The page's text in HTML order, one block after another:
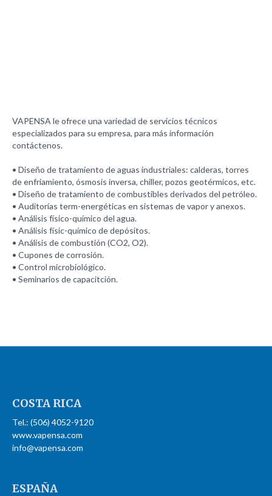
Galería Inauguración
Galería Las Instalaciones
Contacto
VAPENSA le ofrece una variedad de servicios técnicos
especializados para su empresa, para más información
contáctenos.
• Diseño de tratamiento de aguas industriales: calderas, torres
de enfriamiento, ósmosis inversa, chiller, pozos geotérmicos, etc.
• Diseño de tratamiento de combustibles derivados del petróleo.
• Auditorías term-energéticas en sistemas de vapor y anexos.
• Análisis físico-químico del agua.
• Análisis físic-químico de depósitos.
• Análisis de combustión (CO2, O2).
• Cupones de corrosión.
• Control microbiológico.
• Seminarios de capacitción.
COSTA RICA
Tel.: (506) 4052-9120
www.vapensa.com
info@vapensa.com
ESPAÑA